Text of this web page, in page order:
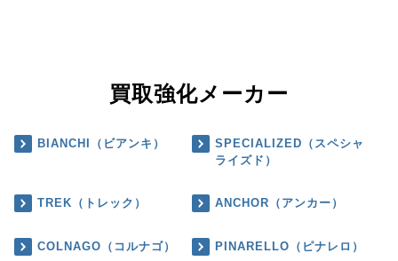
買取強化メーカー
BIANCHI（ビアンキ）
SPECIALIZED（スペシャ
ライズド）
TREK（トレック） ANCHOR（アンカー）
COLNAGO（コルナゴ） PINARELLO（ピナレロ）